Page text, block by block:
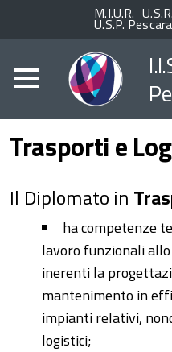
superiori
M.I.U.R.
U.S.P. Pescara
Trasporti e
Il Diplomato in
ha competenze
lavoro funzionali
inerenti la
mantenimento in
impianti relativi,
logistici;